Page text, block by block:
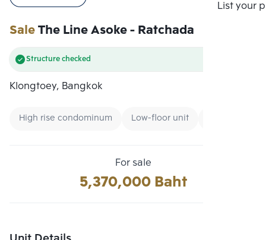
List your
SaleThe Line Asoke - Ratchada
Structure checked
Klongtoey, Bangkok
High rise condominum Low-floor unit
For sale
5,370,000 Baht